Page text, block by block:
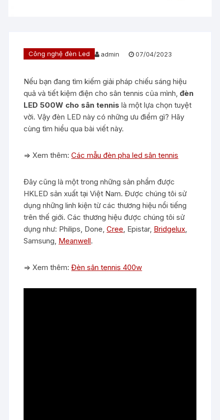
Công nghệ đèn Led admin 07/04/2023
Nếu bạn đang tìm kiếm giải pháp chiếu sáng hiệu
quả và tiết kiệm điện cho sân tennis của mình,đèn
LED 500W cho sân tennis là một lựa chọn tuyệt
vời. Vậy đèn LED này có những ưu điểm gì? Hãy
cùng tìm hiểu qua bài viết này.
=> Xem thêm:Các mẫu đèn pha led sân tennis
Đây cũng là một trong những sản phẩm được
HKLED sản xuất tại Việt Nam. Được chúng tôi sử
dụng những linh kiện từ các thương hiệu nổi tiếng
trên thế giới. Các thương hiệu được chúng tôi sử
dụng như: Philips, Done,Cree, Epistar, Bridgelux,
Samsung, Meanwell.
=> Xem thêm:Đèn sân tennis 400w